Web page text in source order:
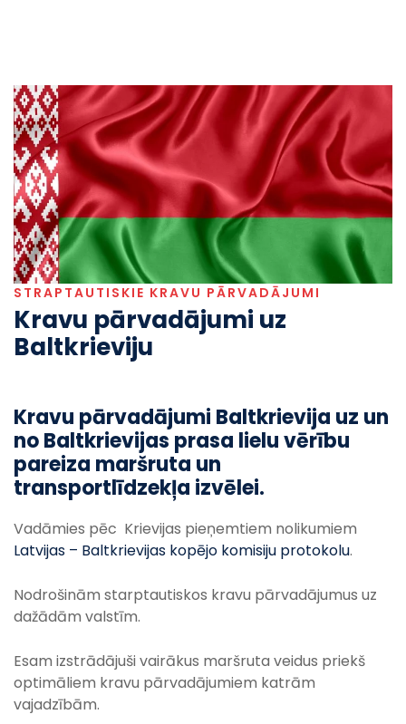
STRAPTAUTISKIE KRAVU PĀRVADĀJUMI
Kravu pārvadājumi uz
Baltkrieviju
Kravu pārvadājumi Baltkrievija uz un
no Baltkrievijas prasa lielu vērību
pareiza maršruta un
transportlīdzekļa izvēlei.
Vadāmies pēc Krievijas pieņemtiem nolikumiem
Latvijas – Baltkrievijas kopējo komisiju protokolu.
Nodrošinām starptautiskos kravu pārvadājumus uz
dažādām valstīm.
Esam izstrādājuši vairākus maršruta veidus priekš
optimāliem kravu pārvadājumiem katrām
vajadzībām.